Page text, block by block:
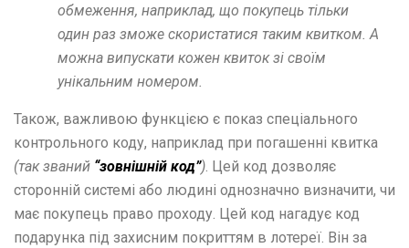
обмеження, наприклад, що покупець тільки
один раз зможе скористатися таким квитком. А
можна випускати кожен квиток зі своїм
унікальним номером.
Також, важливою функцією є показ спеціального
контрольного коду, наприклад при погашенні квитка
(так званий “зовнішній код”). Цей код дозволяє
сторонній системі або людині однозначно визначити, чи
має покупець право проходу. Цей код нагадує код
подарунка під захисним покриттям в лотереї. Він за